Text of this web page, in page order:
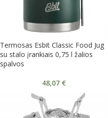
Termosas Esbit Classic Food Jug
su stalo įrankiais 0,75 l žalios
spalvos
48,07 €